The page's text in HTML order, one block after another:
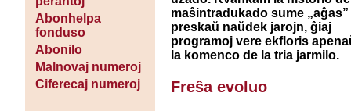
Abonhelpa
fonduso
Abonilo
Malnovaj numeroj
Ciferecaj numeroj
maŝintradukado sume „aĝas”
preskaŭ naŭdek jarojn, ĝiaj
programoj vere ekfloris
la komenco de la tria jarmilo.
Freŝa evoluo